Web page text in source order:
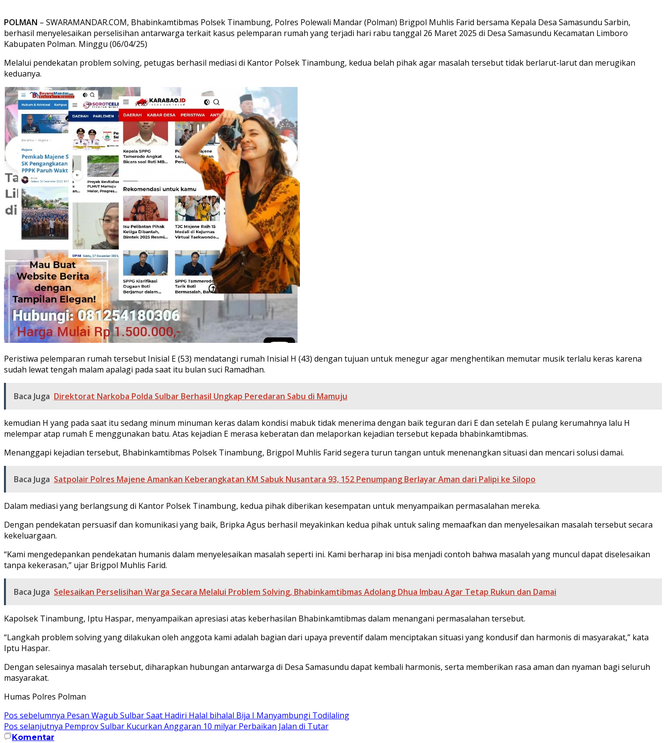
POLMAN – SWARAMANDAR.COM, Bhabinkamtibmas Polsek Tinambung, Polres Polewali Mandar (Polman) Brigpol Muhlis Farid bersama Kepala Desa Samasundu Sarbin,
berhasil menyelesaikan perselisihan antarwarga terkait kasus pelemparan rumah yang terjadi hari rabu tanggal 26 Maret 2025 di Desa Samasundu Kecamatan Limboro
Kabupaten Polman. Minggu (06/04/25)
Melalui pendekatan problem solving, petugas berhasil mediasi di Kantor Polsek Tinambung, kedua belah pihak agar masalah tersebut tidak berlarut-larut dan merugikan
keduanya.
Peristiwa pelemparan rumah tersebut Inisial E (53) mendatangi rumah Inisial H (43) dengan tujuan untuk menegur agar menghentikan memutar musik terlalu keras karena
sudah lewat tengah malam apalagi pada saat itu bulan suci Ramadhan.
Baca Juga Direktorat Narkoba Polda Sulbar Berhasil Ungkap Peredaran Sabu di Mamuju
kemudian H yang pada saat itu sedang minum minuman keras dalam kondisi mabuk tidak menerima dengan baik teguran dari E dan setelah E pulang kerumahnya lalu H
melempar atap rumah E menggunakan batu. Atas kejadian E merasa keberatan dan melaporkan kejadian tersebut kepada bhabinkamtibmas.
Menanggapi kejadian tersebut, Bhabinkamtibmas Polsek Tinambung, Brigpol Muhlis Farid segera turun tangan untuk menenangkan situasi dan mencari solusi damai.
Baca Juga Satpolair Polres Majene Amankan Keberangkatan KM Sabuk Nusantara 93, 152 Penumpang Berlayar Aman dari Palipi ke Silopo
Dalam mediasi yang berlangsung di Kantor Polsek Tinambung, kedua pihak diberikan kesempatan untuk menyampaikan permasalahan mereka.
Dengan pendekatan persuasif dan komunikasi yang baik, Bripka Agus berhasil meyakinkan kedua pihak untuk saling memaafkan dan menyelesaikan masalah tersebut secara
kekeluargaan.
“Kami mengedepankan pendekatan humanis dalam menyelesaikan masalah seperti ini. Kami berharap ini bisa menjadi contoh bahwa masalah yang muncul dapat diselesaikan
tanpa kekerasan,” ujar Brigpol Muhlis Farid.
Baca Juga Selesaikan Perselisihan Warga Secara Melalui Problem Solving, Bhabinkamtibmas Adolang Dhua Imbau Agar Tetap Rukun dan Damai
Kapolsek Tinambung, Iptu Haspar, menyampaikan apresiasi atas keberhasilan Bhabinkamtibmas dalam menangani permasalahan tersebut.
“Langkah problem solving yang dilakukan oleh anggota kami adalah bagian dari upaya preventif dalam menciptakan situasi yang kondusif dan harmonis di masyarakat,” kata
Iptu Haspar.
Dengan selesainya masalah tersebut, diharapkan hubungan antarwarga di Desa Samasundu dapat kembali harmonis, serta memberikan rasa aman dan nyaman bagi seluruh
masyarakat.
Humas Polres Polman
Navigasi
pos
Pos sebelumnya Pesan Wagub Sulbar Saat Hadiri Halal bihalal Bija I Manyambungi Todilaling
Pos selanjutnya Pemprov Sulbar Kucurkan Anggaran 10 milyar Perbaikan Jalan di Tutar
Komentar